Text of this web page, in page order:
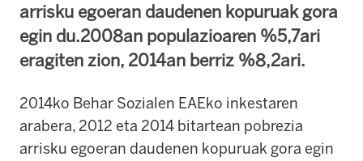
arrisku egoeran daudenen kopuruak gora
egin du.2008an populazioaren %5,7ari
eragiten zion, 2014an berriz %8,2ari.
2014ko Behar Sozialen EAEko inkestaren
arabera, 2012 eta 2014 bitartean pobrezia
arrisku egoeran daudenen kopuruak gora egin